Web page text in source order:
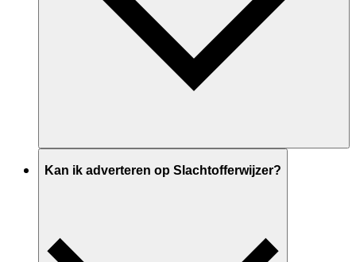
Kan ik adverteren op Slachtofferwijzer?